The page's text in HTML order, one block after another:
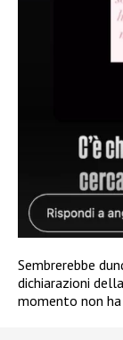
Sembrerebbe
dichiarazioni
momento non